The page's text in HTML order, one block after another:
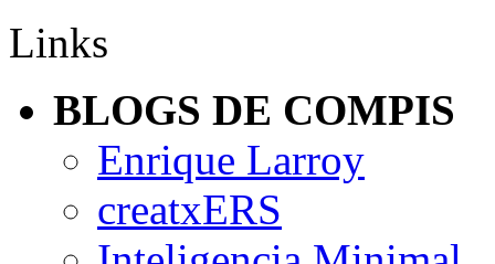
Links
BLOGS DE COMPIS
Enrique Larroy
creatxERS